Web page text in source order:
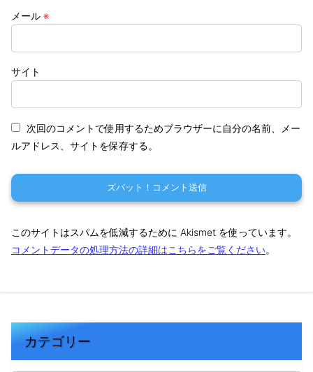
メール ※
サイト
次回のコメントで使用するためブラウザーに自分の名前、メー
ルアドレス、サイトを保存する。
このサイトはスパムを低減するために Akismet を使っています。
コメントデータの処理方法の詳細はこちらをご覧ください。
カテゴリー